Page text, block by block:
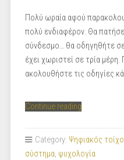
Πολύ ωραία αφού
πολύ ενδιαφέρον. Θα
σύνδεσμο… θα οδηγηθήτε
έχει χωριστεί σε τρία
ακολουθήστε τις οδηγίες
Continue reading“Ψηφιακός
Σηκωθείτε
απο
Category: Ψηφιακός
σύστημα, ψυχολογία